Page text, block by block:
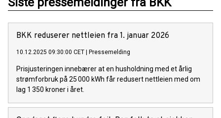
BKK reduserer nettleien fra 1. januar 2026
10.12.2025 09:30:00 CET Pressemelding
Prisjusteringen innebærer at en husholdning med et årlig
strømforbruk på 25 000 kWh får redusert nettleien med om
lag 1 350 kroner i året.